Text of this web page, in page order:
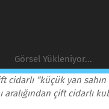
Görsel Yükleniyor...
cidarlı “küçük yan
aralığından çift cidarlı